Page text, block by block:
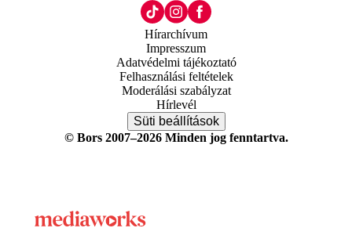
Hírarchívum
Impresszum
Adatvédelmi tájékoztató
Felhasználási feltételek
Moderálási szabályzat
Hírlevél
Süti beállítások
© Bors 2007–2026 Minden jog fenntartva.